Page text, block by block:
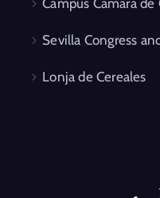
Campus Cámara
Sevilla Congress
Lonja de Cereales